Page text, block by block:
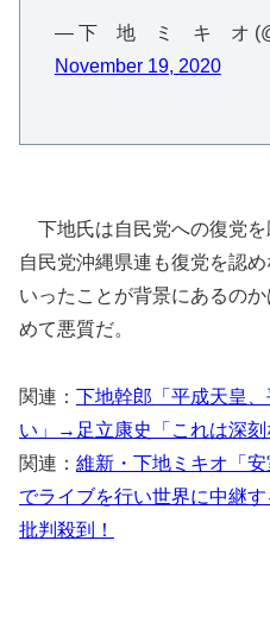
— 下 地 ミ キ オ
November 19, 2020
下地氏は自民党への復党を
自民党沖縄県連も復党を認
いったことが背景にあるの
めて悪質だ。
関連： 下地幹郎「平成天皇
い」→足立康史「これは深刻
関連： 維新・下地ミキオ「
でライブを行い世界に中継
批判殺到！